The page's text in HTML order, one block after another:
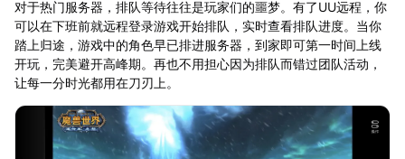
对于热门服务器，排队等待往往是玩家们的噩梦。有了UU远程，你
可以在下班前就远程登录游戏开始排队，实时查看排队进度。当你
踏上归途，游戏中的角色早已排进服务器，到家即可第一时间上线
开玩，完美避开高峰期。再也不用担心因为排队而错过团队活动，
让每一分时光都用在刀刃上。